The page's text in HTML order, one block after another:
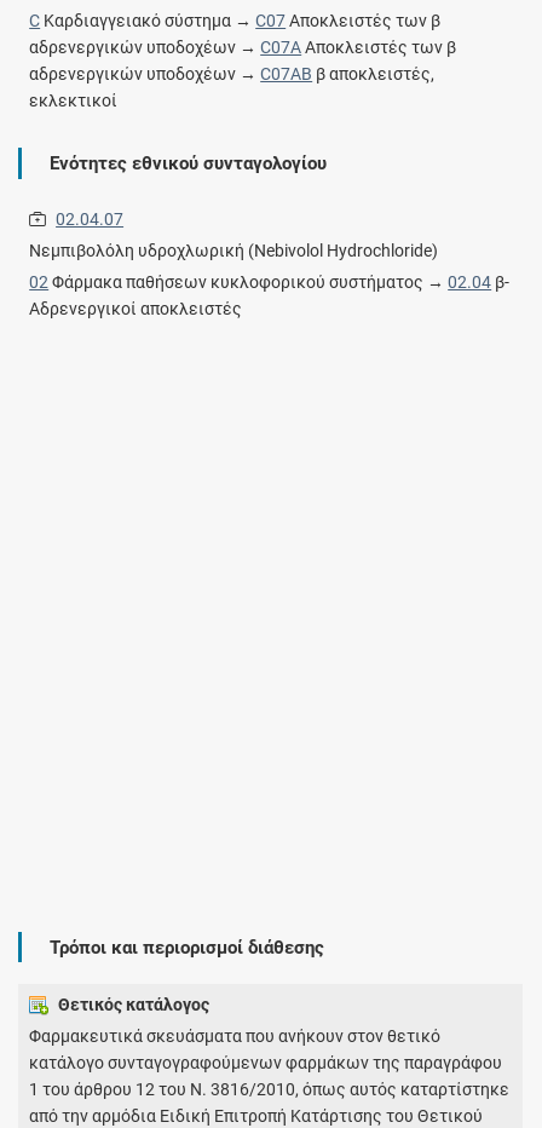
C Καρδιαγγειακό σύστημα →C07Αποκλειστές των β
αδρενεργικών υποδοχέων →C07AΑποκλειστές των β
αδρενεργικών υποδοχέων →C07AB β αποκλειστές,
εκλεκτικοί
Ενότητες εθνικού συνταγολογίου
02.04.07
Νεμπιβολόλη υδροχλωρική (Nebivolol Hydrochloride)
02 Φάρμακα παθήσεων κυκλοφορικού συστήματος →02.04 β-
Αδρενεργικοί αποκλειστές
Τρόποι και περιορισμοί διάθεσης
Θετικός κατάλογος
Φαρμακευτικά σκευάσματα που ανήκουν στον θετικό
κατάλογο συνταγογραφούμενων φαρμάκων της παραγράφου
1 του άρθρου 12 του Ν. 3816/2010, όπως αυτός καταρτίστηκε
από την αρμόδια Ειδική Επιτροπή Κατάρτισης του Θετικού